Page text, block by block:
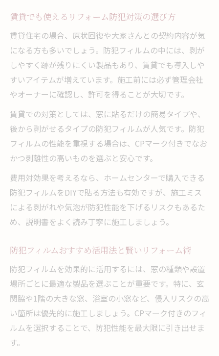
のポイント
性能比較
費用面と効果で選ぶリフォーム防犯対策の
決め手
解説
リフォームに最適な防犯フィルムの特徴と
は
紹介
賃貸住宅で原状回復を考えた防犯リフォーム
賃貸リフォームで防犯フィルム選択時の注
原状回復しやすいリフォーム用防犯フィル
ムの特徴
防犯フィルムで賃貸の安全性を高めるリフ
ォーム術
剥がせる防犯フィルム活用でリフォームの
安心感向上
賃貸でも使えるリフォーム防犯対策の選び方
賃貸住宅の場合、原状回復や大家さんとの契約内容が気
になる方も多いでしょう。防犯フィルムの中には、剥が
しやすく跡が残りにくい製品もあり、賃貸でも導入しや
すいアイテムが増えています。施工前には必ず管理会社
やオーナーに確認し、許可を得ることが大切です。
賃貸での対策としては、窓に貼るだけの簡易タイプや、
後から剥がせるタイプの防犯フィルムが人気です。防犯
フィルムの性能を重視する場合は、CPマーク付きでなお
かつ剥離性の高いものを選ぶと安心です。
費用対効果を考えるなら、ホームセンターで購入できる
防犯フィルムをDIYで貼る方法も有効ですが、施工ミス
による剥がれや気泡が防犯性能を下げるリスクもあるた
め、説明書をよく読み丁寧に施工しましょう。
防犯フィルムおすすめ活用法と賢いリフォーム術
防犯フィルムを効果的に活用するには、窓の種類や設置
場所ごとに最適な製品を選ぶことが重要です。特に、玄
関脇や1階の大きな窓、浴室の小窓など、侵入リスクの高
い箇所は優先的に施工しましょう。CPマーク付きのフィ
ルムを選択することで、防犯性能を最大限に引き出せま
す。